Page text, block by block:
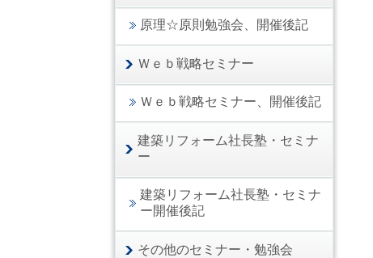
原理☆原則勉強会、開催後記
Ｗｅｂ戦略セミナー
Ｗｅｂ戦略セミナー、開催後記
建築リフォーム社長塾・セミナ
ー
建築リフォーム社長塾・セミナ
ー開催後記
その他のセミナー・勉強会